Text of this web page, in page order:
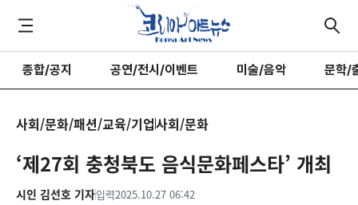
종합/공지 공연/전시/이벤트 미술/음악 문학/
사회/문화/패션/교육/기업사회/문화
‘제27회 충청북도 음식문화페스타’ 개최
시인 김선호 기자입력2025.10.27 06:42